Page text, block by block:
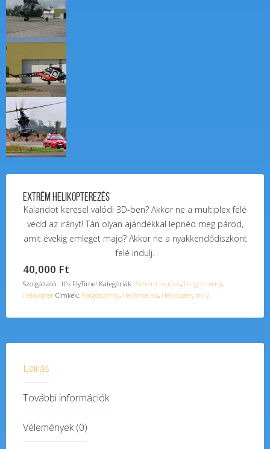
Extrém helikopterezés
Kalandot keresel valódi 3D-ben? Akkor ne a multiplex felé
vedd az irányt! Tán olyan ajándékkal lepnéd meg párod,
amit évekig emleget majd? Akkor ne a nyakkendődiszkont
felé indulj.
40,000 Ft
Szolgáltató:: It's FlyTime! Kategóriák: Extrém repülés, Forgószárny,
Helikopter Címkék: Forgószárny, Heliforce.hu, Helikopter, mi-2
Leírás
További információk
Vélemények (0)